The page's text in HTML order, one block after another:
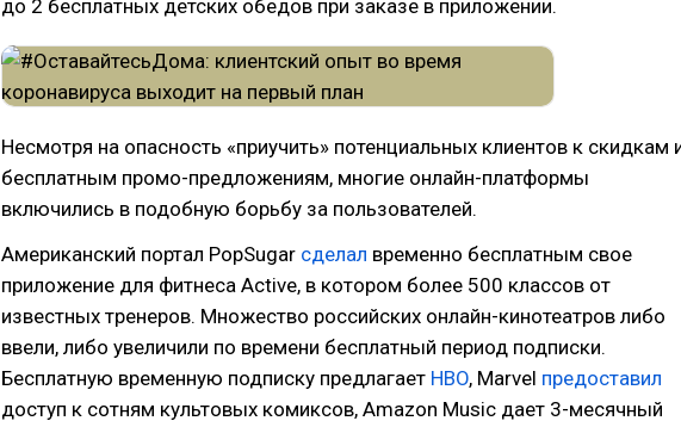
до 2 бесплатных детских обедов при заказе в приложении.
Несмотря на опасность «приучить» потенциальных клиентов к скидкам
бесплатным промо-предложениям, многие онлайн-платформы
включились в подобную борьбу за пользователей.
Американский портал PopSugar сделал временно бесплатным свое
приложение для фитнеса Active, в котором более 500 классов от
известных тренеров. Множество российских онлайн-кинотеатров либо
ввели, либо увеличили по времени бесплатный период подписки.
Бесплатную временную подписку предлагает HBO, Marvel предоставил
доступ к сотням культовых комиксов, Amazon Music дает 3-месячный